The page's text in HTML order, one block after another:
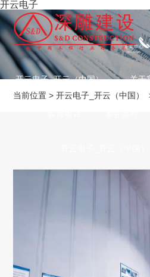
开云电子
开云电子_开云（中国） 关于
当前位置 >开云电子_开云（中国）